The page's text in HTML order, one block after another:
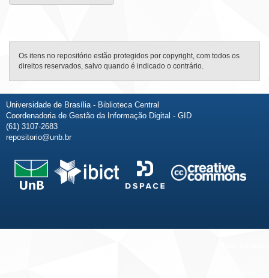
Os itens no repositório estão protegidos por copyright, com todos os
direitos reservados, salvo quando é indicado o contrário.
Universidade de Brasília - Biblioteca Central
Coordenadoria de Gestão da Informação Digital - GID
(61) 3107-2683
repositorio@unb.br